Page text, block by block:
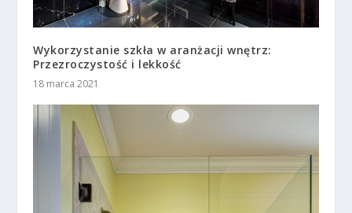
Wykorzystanie szkła w aranżacji wnętrz:
Przezroczystość i lekkość
18 marca 2021